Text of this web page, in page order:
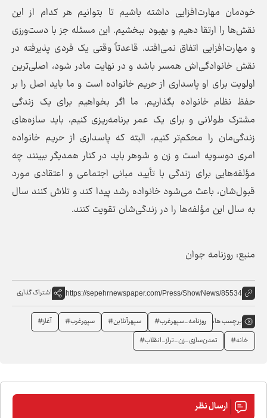
خودمان مهارت‌افزایی داشته باشیم تا بتوانیم هر کدام از این
نقش‌ها را ارتقا دهیم و بهبود ببخشیم. این مسئله جز با دست‌ورزی
و مهارت‌افزایی اتفاق نمی‌افتد. قاعدتاً وقتی یک فردی پذیرفته در
نقش خانوادگی‌اش همسر باشد و در نهایت مادر شود، اصلی‌ترین
اولویت برای او پاسداری از حریم خانواده است و ما باید اصل را بر
حفظ نظام خانواده بگذاریم. ما اگر بخواهیم برای یک زندگی
مشترک طولانی و برای یک عمر برنامه‌ریزی کنیم، باید سازه‌های
زندگی‌مان را محکم‌تر کنیم، البته که پاسداری از حریم خانواده
امری دوسویه است و زن و شوهر باید در کنار همدیگر ببینند چه
مؤلفه‌هایی برای زندگی با تأیید مبانی اجتماعی و اعتقادی مورد
قبول‌شان، باعث می‌شود خانواده رشد پیدا کند و تلاش کنند سال
به سال این مؤلفه‌ها را در زندگی‌شان تقویت کنند.
منبع: روزنامه جوان
https://sepehrnewspaper.com/Press/ShowNews/85534 اشتراک گذاری
برچسب ها: روزنامه_سپهرغرب# سپهرآنلاین# سپهرغرب#
آغاز#
خانه#
تمدن‌سازی_زن_تراز_انقلاب#
ارسال نظر